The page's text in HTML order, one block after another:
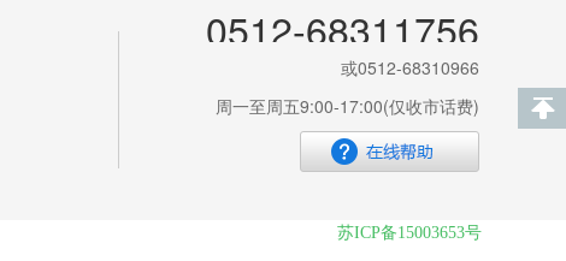
0512-68311756
或0512-68310966
周一至周五9:00-17:00(仅收市话费)
苏ICP备15003653号